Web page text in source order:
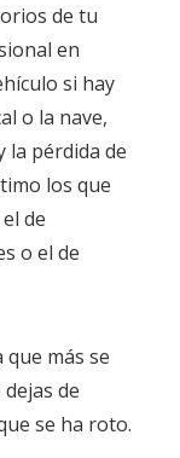
de tu
en
si hay
o la nave,
la pérdida de
los que
de
o el de
más se
de
se ha roto.